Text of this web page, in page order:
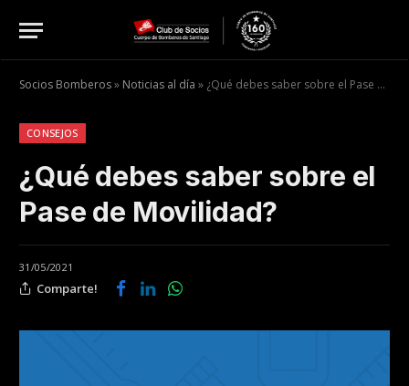
Socios Bomberos» Noticias al día » ¿Qué debes saber sobre el Pase de Movilidad?
CONSEJOS
¿Qué debes saber sobre el
Pase de Movilidad?
31/05/2021
Comparte!